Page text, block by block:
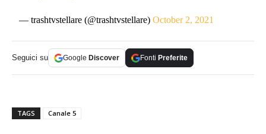
— trashtvstellare (@trashtvstellare)October 2, 2021
Seguici su Google Discover Fonti Preferite
TAGS Canale 5